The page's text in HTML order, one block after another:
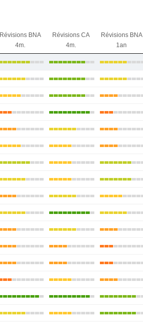
Révisions BNA
4m.
Révisions CA
4m.
Révisions BNA
1an